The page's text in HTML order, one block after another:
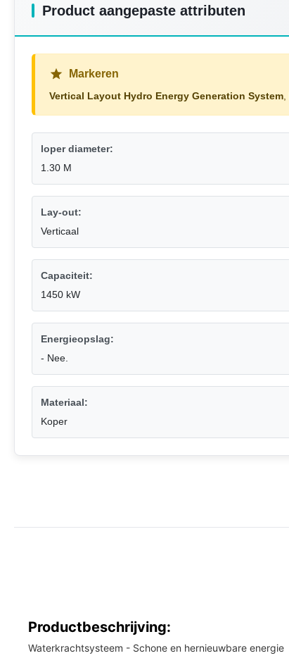
Product aangepaste attributen
Markeren
Vertical Layout Hydro Energy Generation System
loper diameter:
1.30 M
Lay-out:
Verticaal
Capaciteit:
1450 kW
Energieopslag:
- Nee.
Materiaal:
Koper
Productbeschrijving:
Waterkrachtsysteem - Schone en hernieuwbare energie